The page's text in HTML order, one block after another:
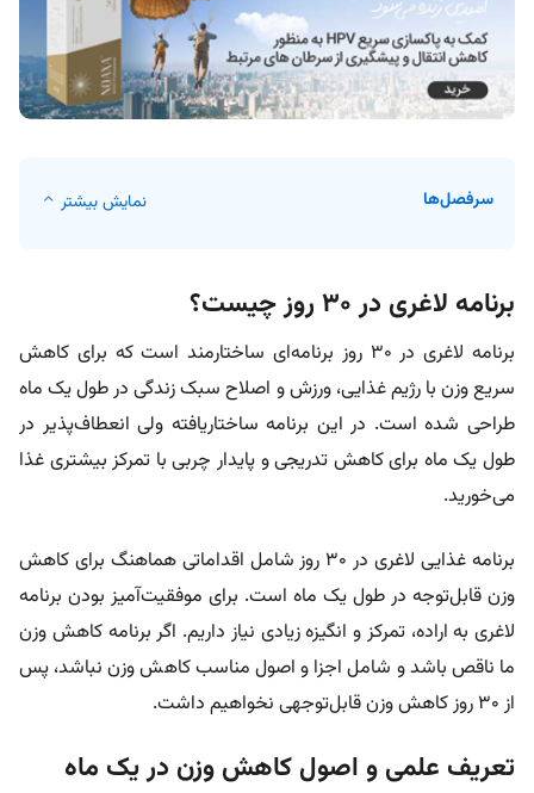
سرفصل‌ها نمایش بیشتر
برنامه لاغری در ۳۰ روز چیست؟
برنامه لاغری در ۳۰ روز برنامه‌ای ساختارمند است که برای کاهش
سریع وزن با رژیم غذایی، ورزش و اصلاح سبک زندگی در طول یک ماه
طراحی شده است. در این برنامه ساختاریافته ولی انعطاف‌پذیر در
طول یک ماه برای کاهش تدریجی و پایدار چربی با تمرکز بیشتری غذا
می‌خورید.
برنامه غذایی لاغری در ۳۰ روز شامل اقداماتی هماهنگ برای کاهش
وزن قابل‌توجه در طول یک ماه است. برای موفقیت‌آمیز بودن برنامه
لاغری به اراده، تمرکز و انگیزه زیادی نیاز داریم. اگر برنامه کاهش وزن
ما ناقص باشد و شامل اجزا و اصول مناسب کاهش وزن نباشد، پس
از ۳۰ روز کاهش وزن قابل‌توجهی نخواهیم داشت.
تعریف علمی و اصول کاهش وزن در یک ماه